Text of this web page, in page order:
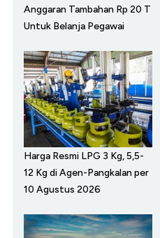
Anggaran Tambahan Rp 20 T
Untuk Belanja Pegawai
Harga Resmi LPG 3 Kg, 5,5-
12 Kg di Agen-Pangkalan per
10 Agustus 2026